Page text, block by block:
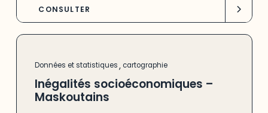
CONSULTER
Données et statistiques, cartographie
Inégalités socioéconomiques –
Maskoutains